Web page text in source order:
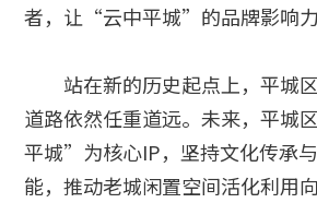
者，让“云中平城”的品牌影响力
站在新的历史起点上，平城
道路依然任重道远。未来，平城
平城”为核心IP，坚持文化传承
能，推动老城闲置空间活化利用